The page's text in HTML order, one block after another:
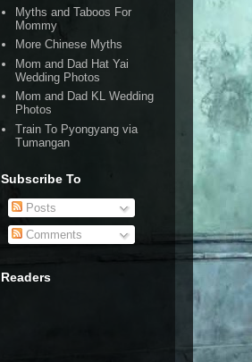
Myths and Taboos For
Mommy
More Chinese Myths
Mom and Dad Hat Yai
Wedding Photos
Mom and Dad KL Wedding
Photos
Train To Pyongyang via
Tumangan
Subscribe To
Posts
Comments
Readers